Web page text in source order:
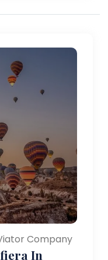
Company
In